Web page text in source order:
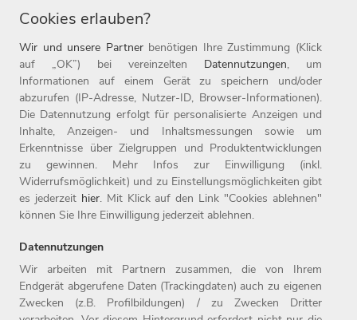
den führenden textilen Omnichannel-Unternehmen für die
neun Marken in zehn Ländern, darunter die 1907 gegründete
Marke WITT WEIDEN, sowie mit 22 Online-Shops aktiv. Seit
Ende 2019 gehört die Marke heine zur Witt-Gruppe.
Die Witt-Gruppe ist mit rund 3.700 Mitarbeitenden nicht nur
einer der größten Arbeitgeber der Oberpfalz, sondern auch
einer der beliebtesten Deutschlands: 2023 wurde das
Unternehmen zum elften Mal in Folge als Top-Arbeitgeber
ausgezeichnet. Seit 1987 ist das Unternehmen mit Sitz in
Weiden Teil der Otto Group. Weitere Informationen finden Sie
Home Jobs Kontakt
Cookies erlauben?
Wir und unsere Partnerbenötigen Ihre Zustimmung (Klick
auf „OK”) bei vereinzelten Datennutzungen, um
Informationen auf einem Gerät zu speichern und/oder
abzurufen (IP-Adresse, Nutzer-ID, Browser-Informationen).
Die Datennutzung erfolgt für personalisierte Anzeigen und
Inhalte, Anzeigen- und Inhaltsmessungen sowie um
Erkenntnisse über Zielgruppen und Produktentwicklungen
zu gewinnen. Mehr Infos zur Einwilligung (inkl.
Widerrufsmöglichkeit) und zu Einstellungsmöglichkeiten gibt
es jederzeit hier. Mit Klick auf den Link "Cookies ablehnen"
können Sie Ihre Einwilligung jederzeit ablehnen.
Datennutzungen
Wir arbeiten mit Partnern zusammen, die von Ihrem
Endgerät abgerufene Daten (Trackingdaten) auch zu eigenen
Zwecken (z.B. Profilbildungen) / zu Zwecken Dritter